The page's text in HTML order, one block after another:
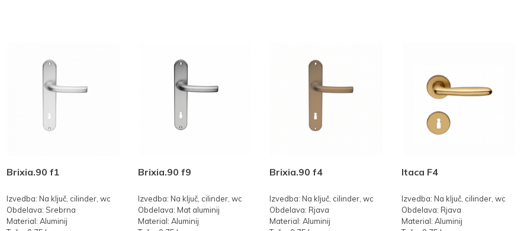
Brixia.90 f1
Izvedba: Na ključ, cilinder, wc
Obdelava: Srebrna
Material: Aluminij
Brixia.90 f9
Izvedba: Na ključ, cilinder, wc
Obdelava: Mat aluminij
Material: Aluminij
Brixia.90 f4
Izvedba: Na ključ, cilinder, wc
Obdelava: Rjava
Material: Aluminij
Itaca F4
Izvedba: Na ključ, cilinder, wc
Obdelava: Rjava
Material: Aluminij